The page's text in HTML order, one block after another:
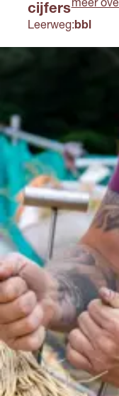
cijfersmeer
Leerweg: bbl